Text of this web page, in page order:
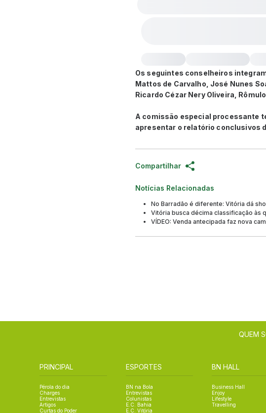
Os seguintes conselheiros
Mattos de Carvalho, José Nunes
Ricardo Cézar Nery Oliveira,
A comissão especial processante
apresentar o relatório conclusivos
Compartilhar
Notícias Relacionadas
No Barradão é diferente: Vitória dá
Vitória busca décima classificação às
VÍDEO: Venda antecipada faz nova
QUEM
PRINCIPAL
Pérola do dia
Charges
Entrevistas
Artigos
Curtas do Poder
ESPORTES
BN na Bola
Entrevistas
Colunistas
E.C. Bahia
E.C. Vitória
BN HALL
Business Hall
Enjoy
Lifestyle
Travelling